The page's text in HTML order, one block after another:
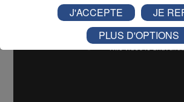
J'ACCEPTE
JE
PLUS D'OPTIONS